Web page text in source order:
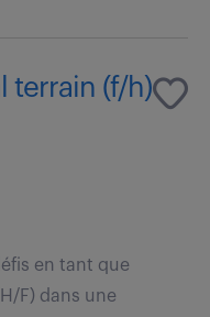
terrain (f/h)
en tant que
F) dans une